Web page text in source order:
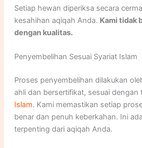
Setiap hewan diperiksa secara
kesahihan aqiqah Anda. Kami tidak
dengan kualitas.
Penyembelihan Sesuai Syariat Islam
Proses penyembelihan dilakukan
ahli dan bersertifikat, sesuai dengan
Islam. Kami memastikan setiap
benar dan penuh keberkahan. Ini
terpenting dari aqiqah Anda.